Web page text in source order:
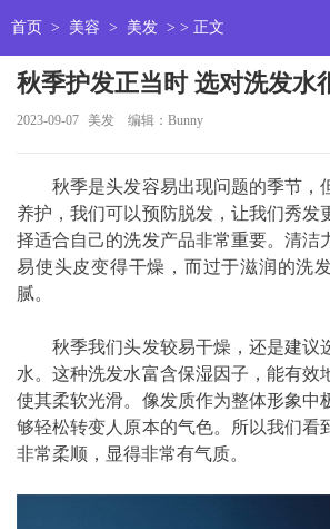
首页 > 美容 > 美发 > > 正文
秋季护发正当时 选对洗发水
2023-09-07 美发 编辑：Bunny
秋季是头发容易出现问题的季节，
养护，我们可以预防脱发，让我们秀发
择适合自己的洗发产品非常重要。清洁
易使头皮变得干燥，而过于滋润的洗
腻。
秋季我们头发较易干燥，还是建议
水。这种洗发水富含保湿因子，能有效
使其柔软光滑。像发质作为整体形象中
够轻松转变人原本的气色。所以我们看
非常柔顺，显得非常有气质。